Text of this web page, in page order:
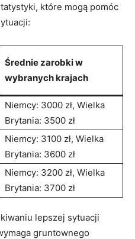
które mogą pomóc
Średnie zarobki w
wybranych krajach
Niemcy: 3000 zł, Wielka
Brytania: 3500 zł
Niemcy: 3100 zł, Wielka
Brytania: 3600 zł
Niemcy: 3200 zł, Wielka
Brytania: 3700 zł
lepszej sytuacji
gruntownego